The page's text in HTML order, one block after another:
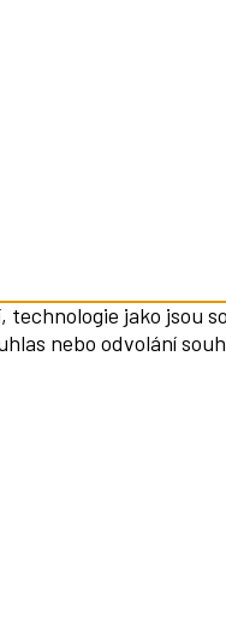
jako jsou
nebo odvolání